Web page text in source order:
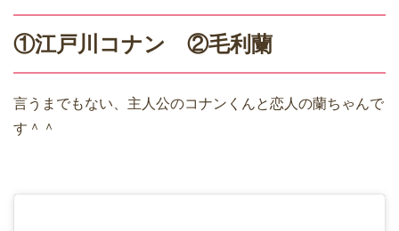
①江戸川コナン ②毛利蘭
言うまでもない、主人公のコナンくんと恋人の蘭ちゃんで
す＾＾